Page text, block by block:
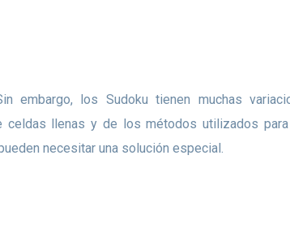
llenas y de los métodos utilizados
necesitar una solución especial.